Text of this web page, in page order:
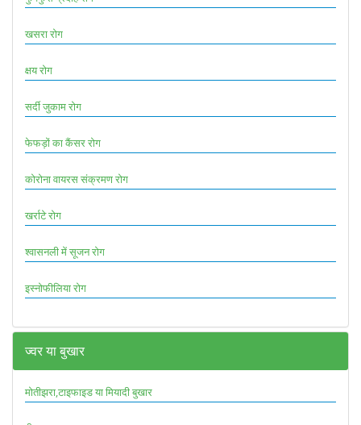
खसरा रोग
क्षय रोग
सर्दी जुकाम रोग
फेफड़ों का कैंसर रोग
कोरोना वायरस संक्रमण रोग
खर्राटे रोग
श्वासनली में सूजन रोग
इस्नोफीलिया रोग
ज्वर या बुखार
मोतीझरा,टाइफाइड या मियादी बुखार